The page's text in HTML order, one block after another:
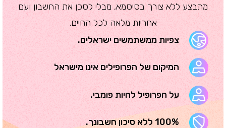
מתבצע ללא צורך בסיסמא, מבלי לסכן את החשבון ועם
אחריות מלאה לכל החיים.
צפיות ממשתמשים ישראלים.
המיקום של הפרופילים אינו מישראל
על הפרופיל להיות פומבי.
100% ללא סיכון חשבונך.